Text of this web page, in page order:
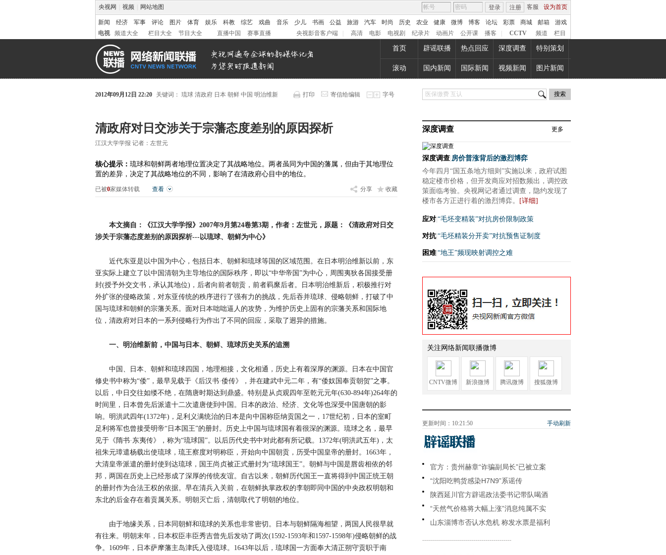
央视网 视频 网站地图 客服 设为首页
登录 注册
新闻 经济 军事 评论 图片 体育 娱乐 科教 综艺 戏曲 音乐 少儿 书画 公益 旅游 汽车 时尚 历史 农业 健康 微博 博客 论坛 彩票 商城 邮箱
游戏
电视
频道大全 栏目大全 节目大全 直播中国 赛事直播 央视影音客户端 高清 电影 电视剧 纪录片 动画片 公开课 播客 CCTV 频道 栏目
首页 辟谣联播 热点回应 深度调查 特别策划
滚动 国内新闻 国际新闻 视频新闻 图片新闻
打印 寄信给编辑 字号
2012年09月12日 22:20 关键词： 琉球 清政府 日本 朝鲜 中国 明治维新 搜索
清政府对日交涉关于宗藩态度差别的原因探析
江汉大学学报 记者：左世元
核心提示： 琉球和朝鲜两者地理位置决定了其战略地位。两者虽同为中国的藩属，但由于其地理位
置的差异，决定了其战略地位的不同，影响了在清政府心目中的地位。
已被0家媒体转载 查看 收藏
分享
深度调查 更多
深度调查 房价普涨背后的激烈博弈
今年四月“国五条地方细则”实施以来，政府试图
稳定楼市价格，但开发商应对招数频出，调控政
策面临考验。央视网记者通过调查，隐约发现了
楼市各方正进行着的激烈博弈。
[详细]
应对 “毛坯变精装”对抗房价限制政策
对抗|“毛坯精装分开卖”对抗预售证制度
困难|“地王”频现映射调控之难
关注网络新闻联播微博
CNTV微博 新浪微博 腾讯微博 搜狐微博
手动刷新
更新时间：10:21:50
官方：贵州赫章“诈骗副局长”已被立案
“沈阳吃鸭货感染H7N9”系谣传
陕西延川官方辟谣政法委书记带队喝酒
“天然气价格将大幅上涨”消息纯属不实
山东淄博市否认水危机 称发水票是福利
---------------------------------------------
本文摘自：《江汉大学学报》2007年9月第24卷第3期，作者：左世元，原题：《清政府对日交
涉关于宗藩态度差别的原因探析---以琉球、朝鲜为中心》
近代东亚是以中国为中心，包括日本、朝鲜和琉球等国的区域范围。在日本明治维新以前，东
亚实际上建立了以中国清朝为主导地位的国际秩序，即以“中华帝国”为中心，周围夷狄各国接受册
封(授予外交文书，承认其地位)，后者向前者朝贡，前者羁縻后者。日本明治维新后，积极推行对
外扩张的侵略政策，对东亚传统的秩序进行了强有力的挑战，先后吞并琉球、侵略朝鲜，打破了中
国与琉球和朝鲜的宗藩关系。面对日本咄咄逼人的攻势，为维护历史上固有的宗藩关系和国际地
位，清政府对日本的一系列侵略行为作出了不同的回应，采取了迥异的措施。
一、明治维新前，中国与日本、朝鲜、琉球历史关系的追溯
中国、日本、朝鲜和琉球四国，地理相接，文化相通，历史上有着深厚的渊源。日本在中国官
修史书中称为“倭”，最早见载于《后汉书·倭传》，并在建武中元二年，有“倭奴国奉贡朝贺”之事。
以后，中日交往如缕不绝，在隋唐时期达到鼎盛。特别是从贞观四年至乾元元年(630-894年)264年的
时间里，日本曾先后派遣十二次遣唐使到中国。日本的政治、经济、文化等也深受中国唐朝的影
响。明洪武四年(1372年)，足利义满统治的日本是向中国称臣纳贡国之一，17世纪初，日本的室町
足利将军也曾接受明帝“日本国王”的册封。历史上中国与琉球国有着很深的渊源。琉球之名，最早
见于《隋书·东夷传》，称为“琉球国”。以后历代史书中对此都有所记载。1372年(明洪武五年)，太
祖朱元璋遣杨载出使琉球，琉王察度对明称臣，开始向中国朝贡，历受中国皇帝的册封。1663年，
大清皇帝派遣的册封使到达琉球，国王尚贞被正式册封为“琉球国王”。朝鲜与中国是唇齿相依的邻
邦，两国在历史上已经形成了深厚的传统友谊。自古以来，朝鲜历代国王一直将得到中国正统王朝
的册封作为合法王权的依据。早在清兵入关前，在朝鲜执掌政权的李朝即同中国的中央政权明朝和
东北的后金存在着贡属关系。明朝灭亡后，清朝取代了明朝的地位。
由于地缘关系，日本同朝鲜和琉球的关系也非常密切。日本与朝鲜隔海相望，两国人民很早就
有往来。明朝末年，日本权臣丰臣秀吉曾先后发动了两次(1592-1593年和1597-1598年)侵略朝鲜的战
争。1609年，日本萨摩藩主岛津氏入侵琉球。1643年以后，琉球国一方面奉大清正朔守贡职于南